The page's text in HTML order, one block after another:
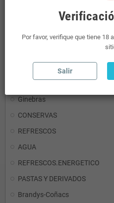
RON
Aceites y Vinagres
Ginebras
CONSERVAS
REFRESCOS
AGUA
REFRESCOS.ENERGETICO
PASTAS Y DERIVADOS
Brandys-Coñacs
Por favor, verifique que tiene 18
Salir